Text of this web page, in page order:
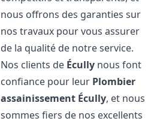
nous offrons des garanties sur
nos travaux pour vous assurer
de la qualité de notre service.
Nos clients de Écully nous font
confiance pour leur Plombier
assainissement Écully, et nous
sommes fiers de nos excellents